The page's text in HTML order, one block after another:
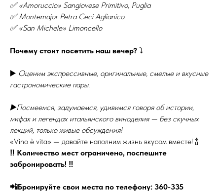
✅ «Amoruccio» Sangiovese Primitivo, Puglia
✅ Montemajor Petra Ceci Aglianico
✅ «San Michele» Limoncello
Почему стоит посетить наш вечер? ⤵️
▶️ Оценим экспрессивные, оригинальные, смелые и вкусные
гастрономические пары.
▶️Посмеемся, задумаемся, удивимся говоря об истории,
мифах и легендах итальянского виноделия — без скучных
лекций, только живые обсуждения!
«Vino è vita» — давайте наполним жизнь вкусом вместе! 🍾
‼️ Количество мест ограничено, поспешите
забронировать! ‼️
📲Бронируйте свои места по телефону: 360-335